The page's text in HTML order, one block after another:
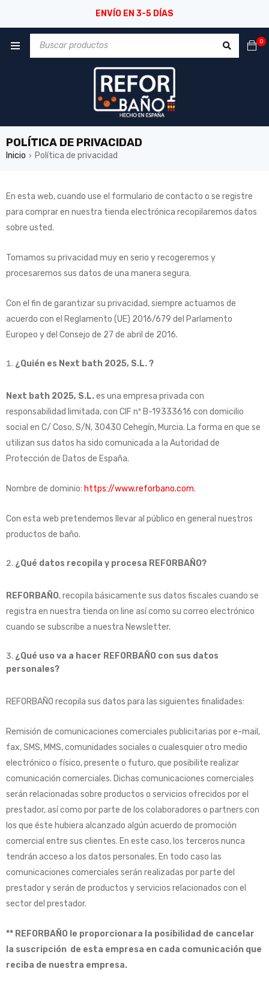
ENVÍO EN 3-5 DÍAS
0
POLÍTICA DE PRIVACIDAD
Inicio › Política de privacidad
En esta web, cuando use el formulario de contacto o se registre
para comprar en nuestra tienda electrónica recopilaremos datos
sobre usted.
Tomamos su privacidad muy en serio y recogeremos y
procesaremos sus datos de una manera segura.
Con el fin de garantizar su privacidad, siempre actuamos de
acuerdo con el Reglamento (UE) 2016/679 del Parlamento
Europeo y del Consejo de 27 de abril de 2016.
¿Quién es Next bath 2025, S.L. ?
Next bath 2025, S.L. es una empresa privada con
responsabilidad limitada, con CIF nº B-19333616 con domicilio
social en C/ Coso, S/N, 30430 Cehegín, Murcia. La forma en que se
utilizan sus datos ha sido comunicada a la Autoridad de
Protección de Datos de España.
Nombre de dominio: https://www.reforbano.com.
Con esta web pretendemos llevar al público en general nuestros
productos de baño.
¿Qué datos recopila y procesa REFORBAÑO?
REFORBAÑO, recopila básicamente sus datos fiscales cuando se
registra en nuestra tienda on line así como su correo electrónico
cuando se subscribe a nuestra Newsletter.
¿Qué uso va a hacer REFORBAÑO con sus datos
personales?
REFORBAÑO recopila sus datos para las siguientes finalidades:
Remisión de comunicaciones comerciales publicitarias por e-mail,
fax, SMS, MMS, comunidades sociales o cualesquier otro medio
electrónico o físico, presente o futuro, que posibilite realizar
comunicación comerciales. Dichas comunicaciones comerciales
serán relacionadas sobre productos o servicios ofrecidos por el
prestador, así como por parte de los colaboradores o partners con
los que éste hubiera alcanzado algún acuerdo de promoción
comercial entre sus clientes. En este caso, los terceros nunca
tendrán acceso a los datos personales. En todo caso las
comunicaciones comerciales serán realizadas por parte del
prestador y serán de productos y servicios relacionados con el
sector del prestador.
** REFORBAÑO le proporcionara la posibilidad de cancelar
la suscripción de esta empresa en cada comunicación que
reciba de nuestra empresa.